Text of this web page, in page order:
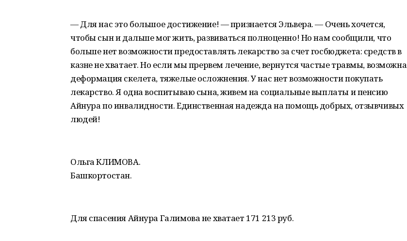
— Для нас это большое достижение! — признается Эльвера. — Очень хочется,
чтобы сын и дальше мог жить, развиваться полноценно! Но нам сообщили, что
больше нет возможности предоставлять лекарство за счет госбюджета: средств в
казне не хватает. Но если мы прервем лечение, вернутся частые травмы, возможна
деформация скелета, тяжелые осложнения. У нас нет возможности покупать
лекарство. Я одна воспитываю сына, живем на социальные выплаты и пенсию
Айнура по инвалидности. Единственная надежда на помощь добрых, отзывчивых
людей!
Ольга КЛИМОВА.
Башкортостан.
Для спасения Айнура Галимова не хватает 171 213 руб.